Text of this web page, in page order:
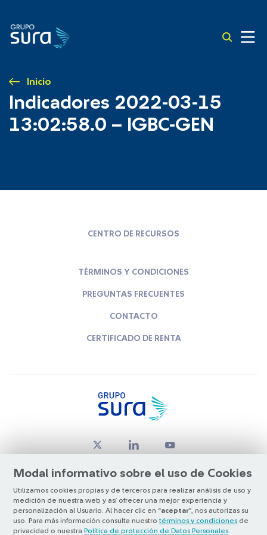
Inicio
Indicadores 2022-03-15
13:02:58.0 – IGBC-GEN
Modal informativo sobre el uso de Cookies
Utilizamos cookies propias y de terceros para realizar análisis de uso y
medición de nuestra web y así ofrecer una mejor experiencia y
personalización al Usuario. Al hacer clic en “aceptar”, nos autorizas su
uso. Para más información consulta nuestro términos y condiciones de
privacidad o nuestra Política de protección de Datos Personales
CENTRO DE RECURSOS
TÉRMINOS Y CONDICIONES
PREGUNTAS FRECUENTES
CONTACTO
CERTIFICADO DE RENTA
© Copyright Grupo SURA 2026